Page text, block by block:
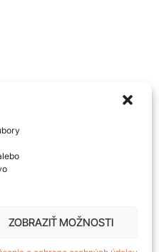
ZOBRAZIŤ MOŽNOSTI